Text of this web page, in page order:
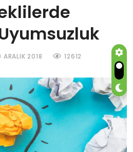
ARALIK 2018 12612